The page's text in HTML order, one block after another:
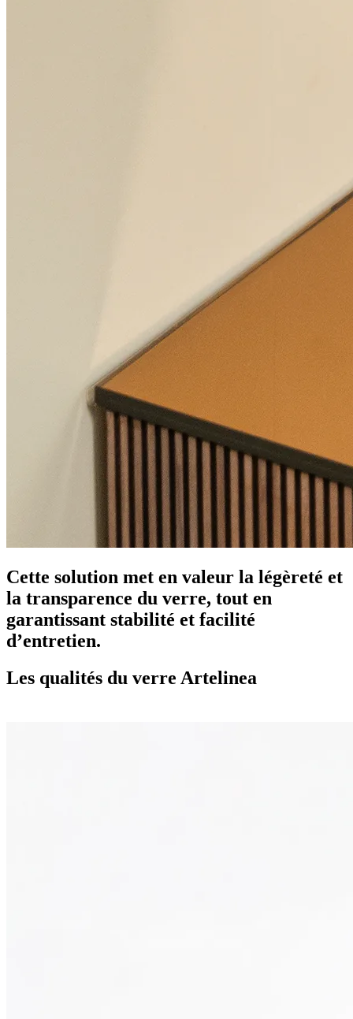
Cette solution met en valeur la légèreté et
la transparence du verre, tout en
garantissant stabilité et facilité
d’entretien.
Les qualités du verre Artelinea